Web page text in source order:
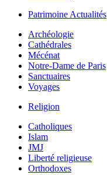
Patrimoine Actualités
Archéologie
Cathédrales
Mécénat
Notre-Dame de Paris
Sanctuaires
Voyages
Religion
Catholiques
Islam
JMJ
Liberté religieuse
Orthodoxes